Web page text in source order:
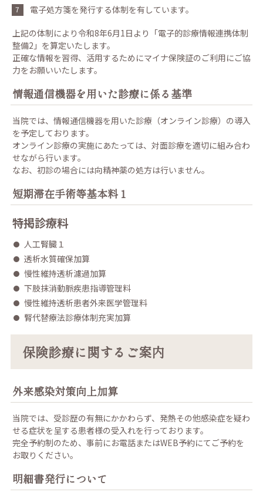
電子処方箋を発行する体制を有しています。
上記の体制により令和8年6月1日より「電子的診療情報連携体制
整備2」を算定いたします。
正確な情報を習得、活用するためにマイナ保険証のご利用にご協
力をお願いいたします。
情報通信機器を用いた診療に係る基準
当院では、情報通信機器を用いた診療（オンライン診療）の導入
を予定しております。
オンライン診療の実施にあたっては、対面診療を適切に組み合わ
せながら行います。
なお、初診の場合には向精神薬の処方は行いません。
短期滞在手術等基本料１
特掲診療料
人工腎臓１
透析水質確保加算
慢性維持透析濾過加算
下肢抹消動脈疾患指導管理料
慢性維持透析患者外来医学管理料
腎代替療法診療体制充実加算
保険診療に関するご案内
外来感染対策向上加算
当院では、受診歴の有無にかかわらず、発熱その他感染症を疑わ
せる症状を呈する患者様の受入れを行っております。
完全予約制のため、事前にお電話またはWEB予約にてご予約を
お取りください。
明細書発行について